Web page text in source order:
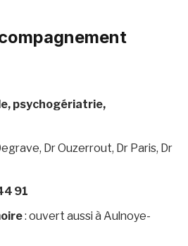
psychogériatrie,
Dr Ouzerrout, Dr Paris, Dr
91
: ouvert aussi à Aulnoye-